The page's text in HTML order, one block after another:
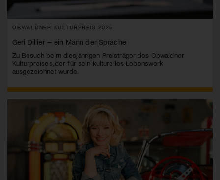
OBWALDNER KULTURPREIS 2025
Geri Dillier – ein Mann der Sprache
Zu Besuch beim diesjährigen Preisträger des Obwaldner
Kulturpreises, der für sein kulturelles Lebenswerk
ausgezeichnet wurde.